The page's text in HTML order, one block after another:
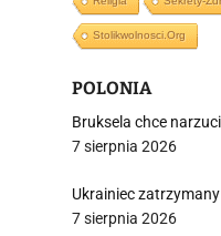
Stolikwolnosci.org
POLONIA
Bruksela chce
7 sierpnia 2026
Ukrainiec
7 sierpnia 2026